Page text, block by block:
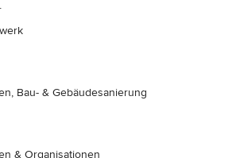
Bau- & Gebäudesanierung
& Organisationen